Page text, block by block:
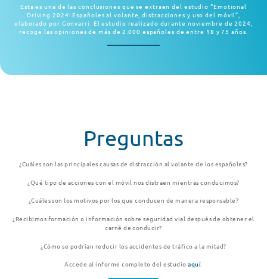
Esta es una de las conclusiones que se extraen del estudio “Emotional
Driving 2024: Españoles al volante, distracciones y uso del móvil”,
elaborado por Gonvarri. El estudio realizado durante noviembre de 2024,
recoge las opiniones de más de 2.000 españoles de entre 18 y 75 años.
Preguntas
¿Cuáles son las principales causas de distracción al volante de los españoles?
¿Qué tipo de acciones con el móvil nos distraen mientras conducimos?
¿Cuáles son los motivos por los que conducen de manera responsable?
¿Recibimos formación o información sobre seguridad vial después de obtener el
carné de conducir?
¿Cómo se podrían reducir los accidentes de tráfico a la mitad?
Accede al informe completo del estudioaquí.